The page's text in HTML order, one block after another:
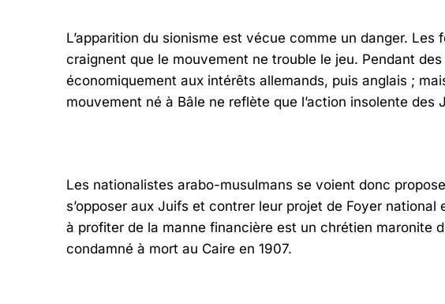
L’apparition du sionisme est vécue comme un danger.
craignent que le mouvement ne trouble le jeu. Pendant
économiquement aux intérêts allemands, puis anglais ;
mouvement né à Bâle ne reflète que l’action insolente
Les nationalistes arabo-musulmans se voient donc
s’opposer aux Juifs et contrer leur projet de Foyer national
à profiter de la manne financière est un chrétien maronite
condamné à mort au Caire en 1907.